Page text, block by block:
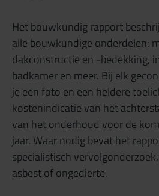
Het bouwkundig rapport
alle bouwkundige onderdelen:
dakconstructie en -bedekking,
badkamer en meer. Bij elk
je een foto en een heldere
kostenindicatie van het
van het onderhoud voor de
jaar. Waar nodig bevat het
specialistisch
asbest of ongedierte.